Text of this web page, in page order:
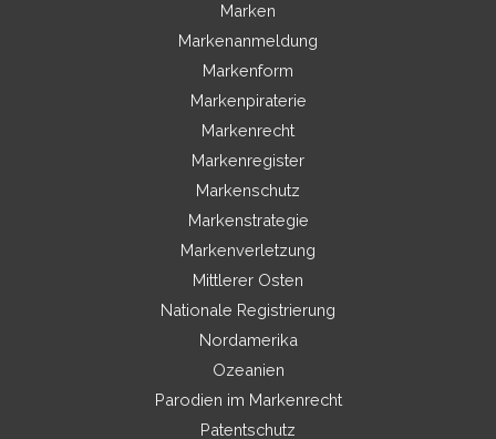
Marken
Markenanmeldung
Markenform
Markenpiraterie
Markenrecht
Markenregister
Markenschutz
Markenstrategie
Markenverletzung
Mittlerer Osten
Nationale Registrierung
Nordamerika
Ozeanien
Parodien im Markenrecht
Patentschutz